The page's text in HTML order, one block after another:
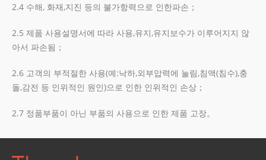
2.4 수해, 화재,지진 등의 불가항력으로 인한파손；
2.5 제품 사용설명서에 따라 사용,유지,유지보수가 이루어지지 않
아서 파손됨；
2.6 고객의 부적절한 사용(예:낙하,외부압력에 눌림,침액(침수),충
돌,감전 등 인위적인 원인)으로 인한 인위적인 손상；
2.7 정품부품이 아닌 부품의 사용으로 인한 제품 고장。